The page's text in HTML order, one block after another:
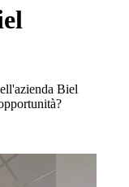
Biel